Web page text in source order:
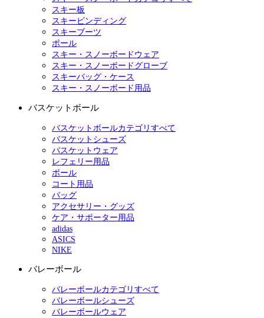
スキー板
スキービンディング
スキーブーツ
ポール
スキー・スノーボードウェア
スキー・スノーボードグローブ
スキーバッグ・ケース
スキー・スノーボード用品
バスケットボール
バスケットボールカテゴリすべて
バスケットシューズ
バスケットウェア
レフェリー用品
ボール
コート用品
バッグ
アクセサリー・グッズ
ケア・サポーター用品
adidas
ASICS
NIKE
バレーボール
バレーボールカテゴリすべて
バレーボールシューズ
バレーボールウェア